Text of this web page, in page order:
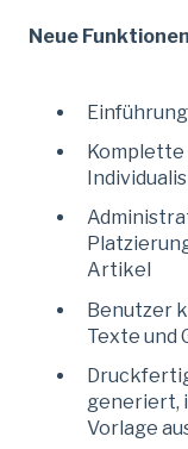
Neue
Artikel
Benutzer
Texte und
generiert,
Vorlage